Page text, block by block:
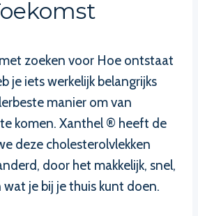
zoeken voor Hoe ontstaat
je iets werkelijk belangrijks
manier om van
komen. Xanthel ® heeft de
deze cholesterolvlekken
door het makkelijk, snel,
je bij je thuis kunt doen.